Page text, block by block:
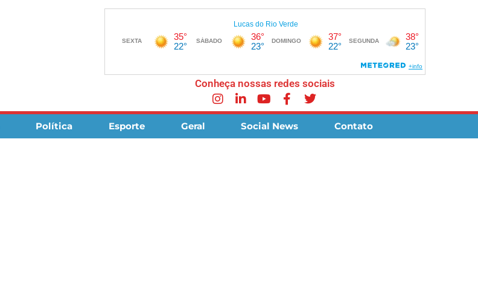
Conheça nossas redes sociais
Política Esporte Geral Social News Contato